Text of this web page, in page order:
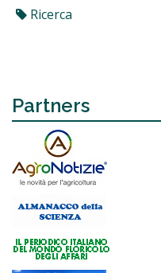
Ricerca
Partners